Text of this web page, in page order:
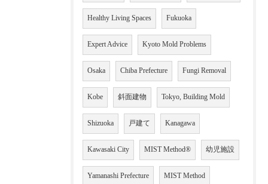
Healthy Living Spaces Fukuoka
Expert Advice Kyoto Mold Problems
Osaka Chiba Prefecture Fungi Removal
Kobe 斜面建物 Tokyo, Building Mold
Shizuoka 戸建て Kanagawa
Kawasaki City MIST Method® 幼児施設
Yamanashi Prefecture MIST Method